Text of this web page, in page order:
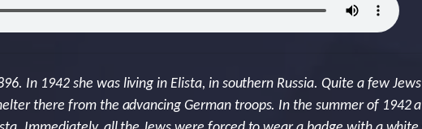
In 1942 she was living in Elista, in southern Russia. Quite a few
there from the advancing German troops. In the summer of 1942